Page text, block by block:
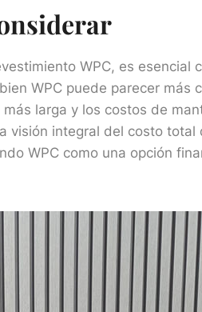
WPC, es esencial
WPC puede parecer más
larga y los costos de
visión integral del costo
WPC como una opción